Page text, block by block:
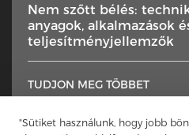
"Sütiket használunk, hogy jobb
Nem szőtt bélés:
anyagok, alkalmazások
teljesítményjellemzők
TUDJON MEG TÖBBET